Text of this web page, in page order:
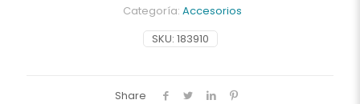
SKU: 183910
Categoría: Accesorios
Share